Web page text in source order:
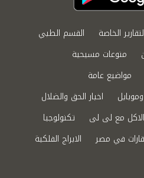
الخاصة
القسم الطبي
منوعات مسيحية
مواضيع عامة
اخبار الحق والضلال
مع لى لى
تكنولوجيا
في مصر
الابراج الفلكية